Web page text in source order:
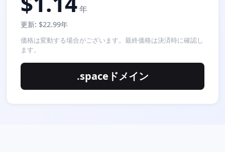
年
更新: $22.99年
価格は変動する場合がございます。最終価格は決済時に確認し
ます。
.spaceドメイン